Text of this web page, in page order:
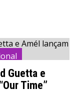
Guetta e
Time”